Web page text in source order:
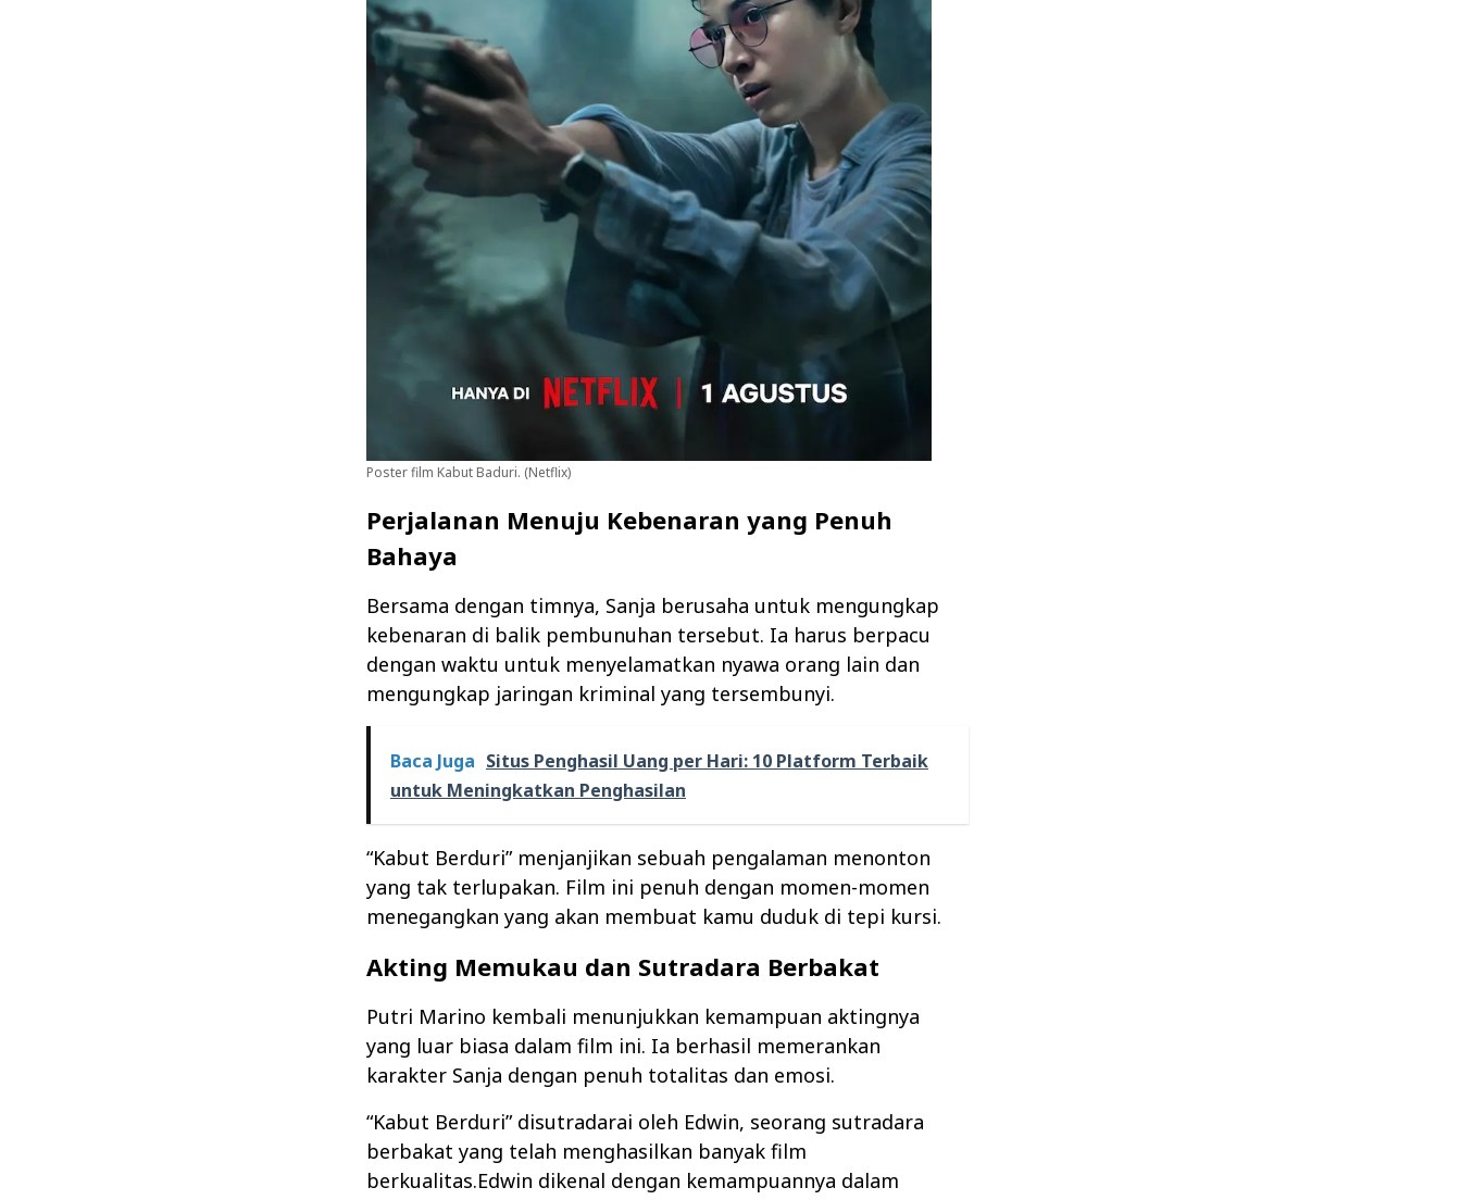
Poster film Kabut Baduri. (Netflix)
Perjalanan Menuju Kebenaran yang Penuh
Bahaya
Bersama dengan timnya, Sanja berusaha untuk mengungkap
kebenaran di balik pembunuhan tersebut. Ia harus berpacu
dengan waktu untuk menyelamatkan nyawa orang lain dan
mengungkap jaringan kriminal yang tersembunyi.
Baca Juga Situs Penghasil Uang per Hari: 10 Platform Terbaik
untuk Meningkatkan Penghasilan
“Kabut Berduri” menjanjikan sebuah pengalaman menonton
yang tak terlupakan. Film ini penuh dengan momen-momen
menegangkan yang akan membuat kamu duduk di tepi kursi.
Akting Memukau dan Sutradara Berbakat
Putri Marino kembali menunjukkan kemampuan aktingnya
yang luar biasa dalam film ini. Ia berhasil memerankan
karakter Sanja dengan penuh totalitas dan emosi.
“Kabut Berduri” disutradarai oleh Edwin, seorang sutradara
berbakat yang telah menghasilkan banyak film
berkualitas.Edwin dikenal dengan kemampuannya dalam